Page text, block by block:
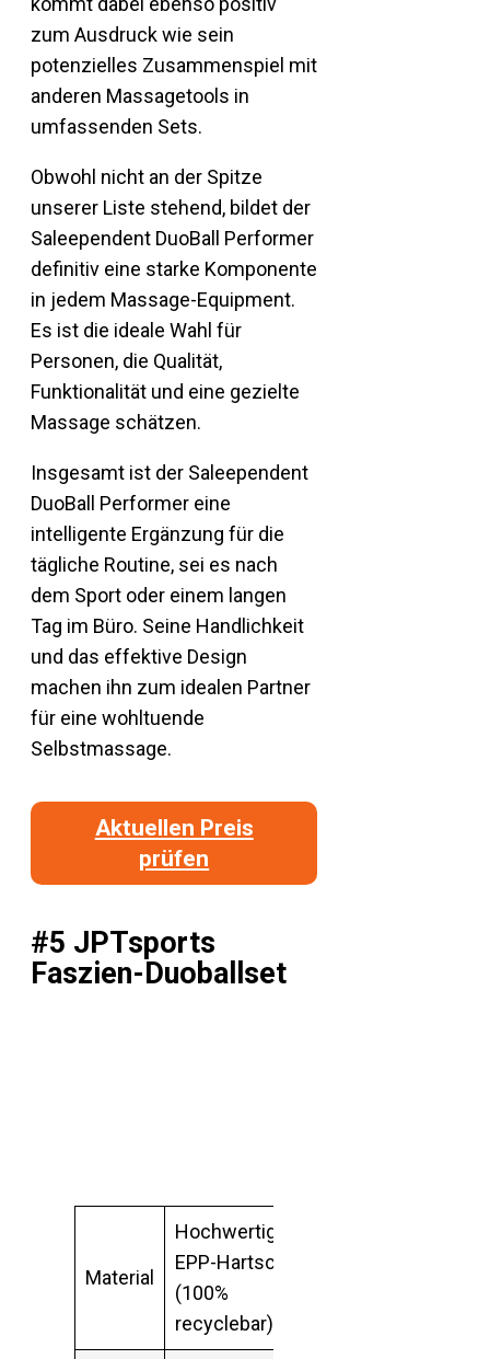
zum Ausdruck wie sein
potenzielles Zusammenspiel mit
anderen Massagetools in
umfassenden Sets.
Obwohl nicht an der Spitze
unserer Liste stehend, bildet der
Saleependent DuoBall Performer
definitiv eine starke Komponente
in jedem Massage-Equipment.
Es ist die ideale Wahl für
Personen, die Qualität,
Funktionalität und eine gezielte
Massage schätzen.
Insgesamt ist der Saleependent
DuoBall Performer eine
intelligente Ergänzung für die
tägliche Routine, sei es nach
dem Sport oder einem langen
Tag im Büro. Seine Handlichkeit
und das effektive Design
machen ihn zum idealen Partner
für eine wohltuende
Selbstmassage.
Aktuellen Preis
prüfen
#5 JPTsports
Faszien-Duoballset
Material
Hochwertiger
EPP-Hartschaum
(100%
recyclebar)